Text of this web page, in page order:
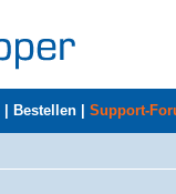
Bestellen Support-